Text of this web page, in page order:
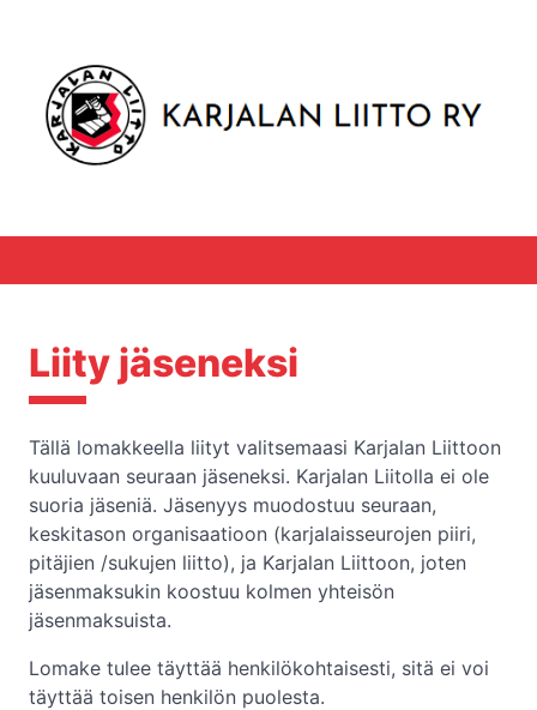
Liity jäseneksi
Tällä lomakkeella liityt valitsemaasi Karjalan Liittoon
kuuluvaan seuraan jäseneksi. Karjalan Liitolla ei ole
suoria jäseniä. Jäsenyys muodostuu seuraan,
keskitason organisaatioon (karjalaisseurojen piiri,
pitäjien /sukujen liitto), ja Karjalan Liittoon, joten
jäsenmaksukin koostuu kolmen yhteisön
jäsenmaksuista.
Lomake tulee täyttää henkilökohtaisesti, sitä ei voi
täyttää toisen henkilön puolesta.